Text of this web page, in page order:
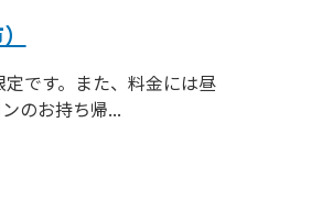
です。また、料金には昼
のお持ち帰...